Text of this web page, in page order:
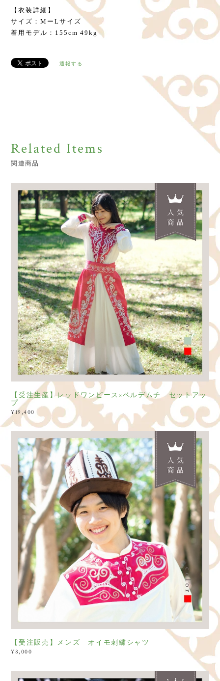
【衣装詳細】
サイズ：MーLサイズ
着用モデル：155сm 49kg
通報する
Related Items
関連商品
【受注生産】レッドワンピース×ベルデムチ セットアッ
プ
¥19,400
【受注販売】メンズ オイモ刺繍シャツ
¥8,000